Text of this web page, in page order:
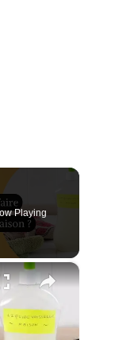
Playing
×